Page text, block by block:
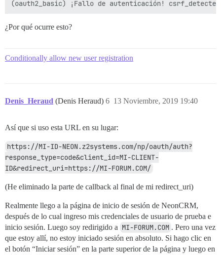
¿Por qué ocurre esto?
Conditionally allow new user registration
Denis_Heraud (Denis Heraud) 13 Noviembre, 2019 19:40
6
Así que si uso esta URL en su lugar:
https://MI-ID-NEON.z2systems.com/np/oauth/auth?
response_type=code&client_id=MI-CLIENT-
ID&redirect_uri=https://MI-FORUM.COM/
(He eliminado la parte de callback al final de mi redirect_uri)
Realmente llego a la página de inicio de sesión de NeonCRM,
después de lo cual ingreso mis credenciales de usuario de prueba e
inicio sesión. Luego soy redirigido a MI-FORUM.COM . Pero una vez
que estoy allí, no estoy iniciado sesión en absoluto. Si hago clic en
el botón “Iniciar sesión” en la parte superior de la página y luego en